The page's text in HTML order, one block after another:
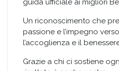
guida ufficiale ai migliori
Un riconoscimento che
passione e l’impegno
l’accoglienza e il
Grazie a chi ci sostiene